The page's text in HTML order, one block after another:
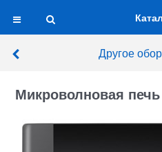
Другое
Микроволновая